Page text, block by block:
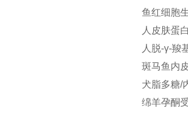
鱼红细胞
人皮肤蛋
人脱-γ-
斑马鱼内
犬脂多糖/
绵羊孕酮